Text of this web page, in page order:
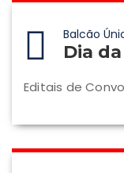
Balcão
Dia
Editais de